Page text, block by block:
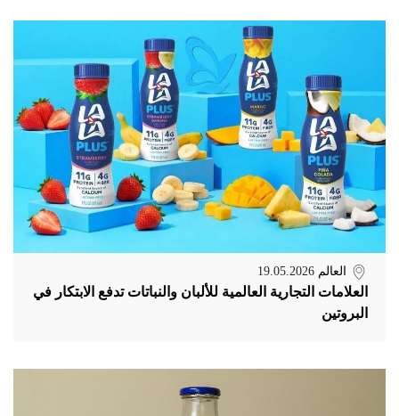
العالم 19.05.2026
العلامات التجارية العالمية للألبان والنباتات تدفع الابتكار في
البروتين